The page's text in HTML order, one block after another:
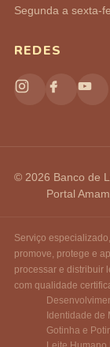
Segunda a sexta-
REDES
© 2026 Banco de
Portal
Serviço
promove, protege e
processar e distribuir
com qualidade
Identidade de
Gotinha e